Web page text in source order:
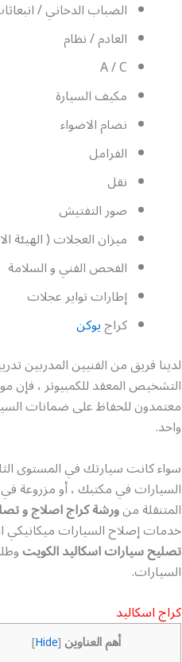
الضباب الدخاني /
العادم / نظام
A / C
مكيف السيارة
نضام الاضواء
الفرامل
نقل
صور التفتيش
ميزان العجلات ( الهيئة
الفحص الفني و السلامة
إطارات تواير عجلات
كراجيوكن
لدينا فريق من الفنيين المدربين
التشخيص المعقد للكمبيوتر ، فإن
معتمدون للحفاظ على ضمانات
واحد.
سواء كانت سيارتك في المستوى
السيارات في مكتبك ، أو مزروعة
المتنقلة منورشة كراج اصلاج و
خدمات إصلاح السيارات ميكانيكي
تصليح سيارات اسكاليد الكويت
السيارات.
كراج اسكاليد
أهم العناوين [
Hide
]